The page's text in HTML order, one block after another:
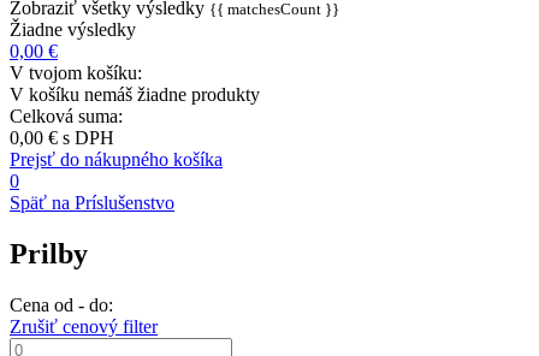
Zobraziť všetky výsledky {{ matchesCount }}
Žiadne výsledky
0,00 €
V tvojom košíku:
V košíku nemáš žiadne produkty
Celková suma:
0,00 € s DPH
Prejsť do nákupného košíka
0
Späť na Príslušenstvo
Prilby
Cena od - do:
Zrušiť cenový filter